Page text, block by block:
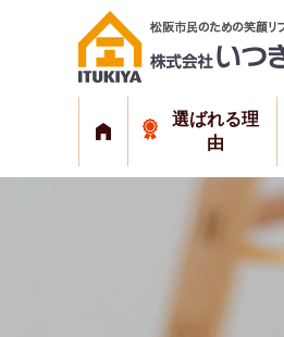
選ばれる理
由